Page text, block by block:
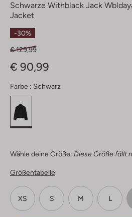
Schwarze Withblack Jack
Jacket
-30%
€ 129,99
€ 90,99
Farbe : Schwarz
Wähle deine Größe: Diese Größe fällt
Größentabelle
XS S M L